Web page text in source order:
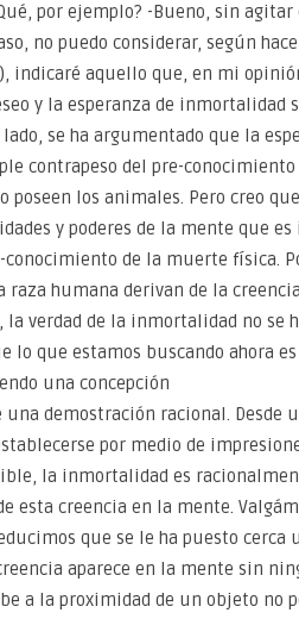
por ejemplo? -Bueno, sin
no puedo considerar, según
indicaré aquello que, en mi
y la esperanza de
se ha argumentado que la
contrapeso del pre-
poseen los animales. Pero creo
y poderes de la mente que
conocimiento de la muerte física.
raza humana derivan de la
verdad de la inmortalidad no se
lo que estamos buscando ahora
una concepción
demostración racional. Desde
por medio de
la inmortalidad es
esta creencia en la mente.
que se le ha puesto cerca
aparece en la mente sin
a la proximidad de un objeto no